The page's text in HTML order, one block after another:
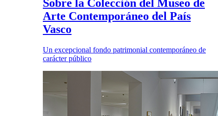
Sobre la Colección del Museo de
Arte Contemporáneo del País
Vasco
Un excepcional fondo patrimonial contemporáneo de
carácter público